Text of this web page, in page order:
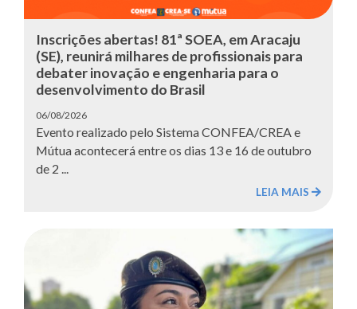
Inscrições abertas! 81ª SOEA, em Aracaju
(SE), reunirá milhares de profissionais para
debater inovação e engenharia para o
desenvolvimento do Brasil
06/08/2026
Evento realizado pelo Sistema CONFEA/CREA e
Mútua acontecerá entre os dias 13 e 16 de outubro
de 2 ...
LEIA MAIS